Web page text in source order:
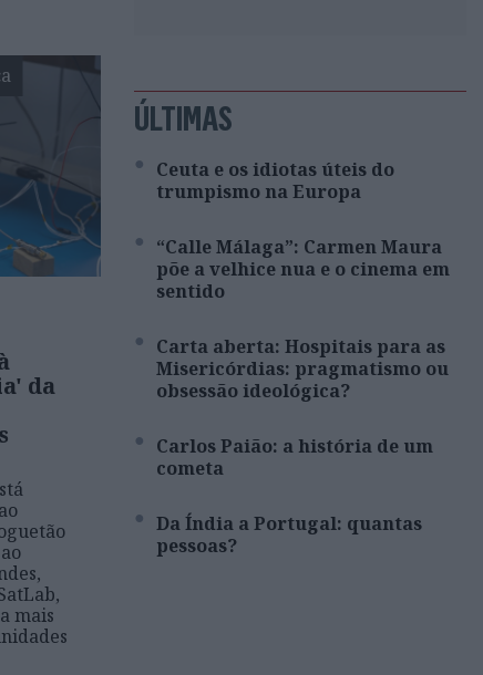
da
mais
ÚLTIMAS
Ceuta e os idiotas úteis do
trumpismo na Europa
“Calle Málaga”: Carmen Maura
põe a velhice nua e o cinema em
sentido
Carta aberta: Hospitais para as
Misericórdias: pragmatismo ou
obsessão ideológica?
Carlos Paião: a história de um
cometa
Da Índia a Portugal: quantas
pessoas?